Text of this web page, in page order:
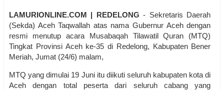
LAMURIONLINE.COM | REDELONG - Sekretaris Daerah
(Sekda) Aceh Taqwallah atas nama Gubernur Aceh dengan
resmi menutup acara Musabaqah Tilawatil Quran (MTQ)
Tingkat Provinsi Aceh ke-35 di Redelong, Kabupaten Bener
Meriah, Jumat (24/6) malam,
MTQ yang dimulai 19 Juni itu diikuti seluruh kabupaten kota di
Aceh dengan total peserta dari seluruh cabang yang